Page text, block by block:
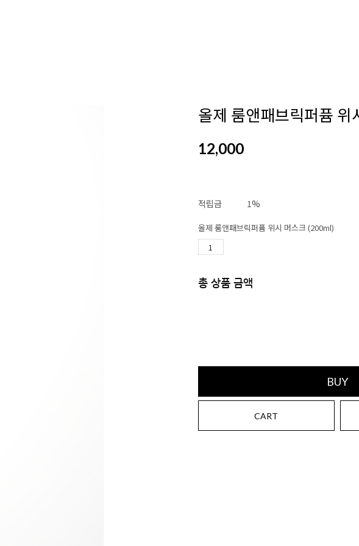
올제 룸앤패브릭퍼퓸
12,000
적립금 1%
올제 룸앤패브릭퍼퓸 위시 머스크 (200ml)
총 상품 금액
BUY
CART